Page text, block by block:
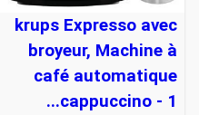
krups Expresso avec
broyeur, Machine à
café automatique
cappuccino - 1...